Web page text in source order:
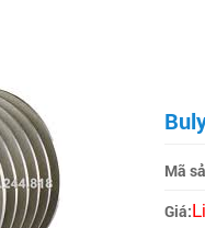
Mã
Giá: